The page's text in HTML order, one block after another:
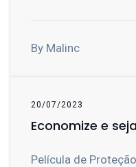
By Malinc
20/07/2023
Economize e
Película de